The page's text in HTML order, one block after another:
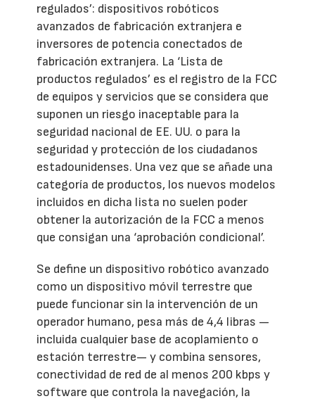
regulados’: dispositivos robóticos
avanzados de fabricación extranjera e
inversores de potencia conectados de
fabricación extranjera. La ‘Lista de
productos regulados’ es el registro de la FCC
de equipos y servicios que se considera que
suponen un riesgo inaceptable para la
seguridad nacional de EE. UU. o para la
seguridad y protección de los ciudadanos
estadounidenses. Una vez que se añade una
categoría de productos, los nuevos modelos
incluidos en dicha lista no suelen poder
obtener la autorización de la FCC a menos
que consigan una ‘aprobación condicional’.
Se define un dispositivo robótico avanzado
como un dispositivo móvil terrestre que
puede funcionar sin la intervención de un
operador humano, pesa más de 4,4 libras —
incluida cualquier base de acoplamiento o
estación terrestre— y combina sensores,
conectividad de red de al menos 200 kbps y
software que controla la navegación, la